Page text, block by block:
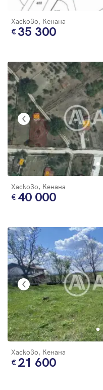
Хасково, Кенана
35 300
Хасково, Кенана
40 000
Хасково, Кенана
21 600